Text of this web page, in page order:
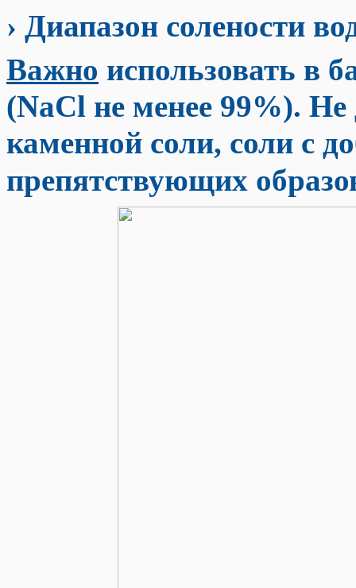
› Диапазон солености
Важно использовать в
(NaCl не менее 99%). Не
каменной соли, соли с
препятствующих